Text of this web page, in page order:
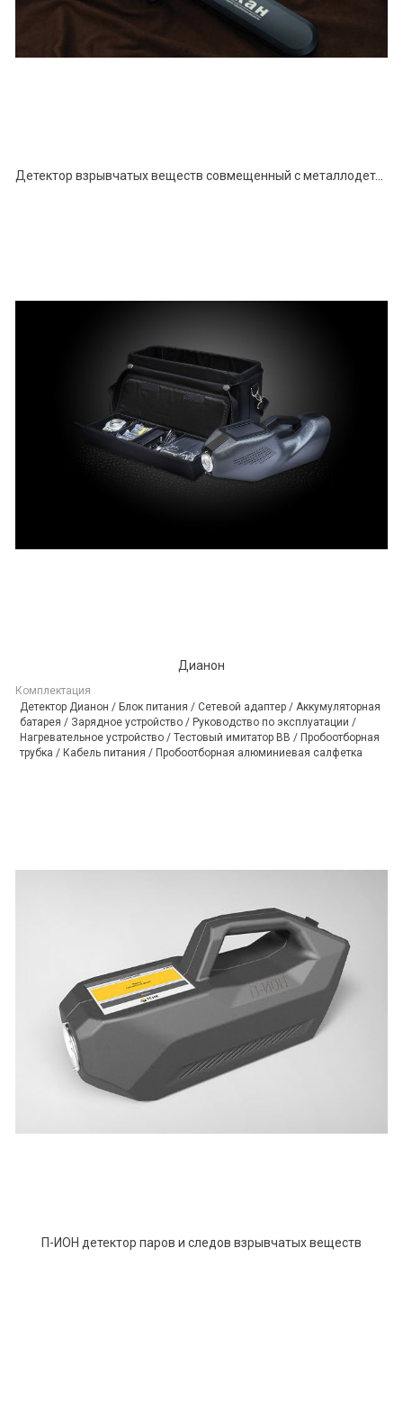
Детектор взрывчатых веществ совмещенный с металлодетектором РОСКАН
Дианон
Комплектация
Детектор Дианон / Блок питания / Сетевой адаптер / Аккумуляторная
батарея / Зарядное устройство / Руководство по эксплуатации /
Нагревательное устройство / Тестовый имитатор ВВ / Пробоотборная
трубка / Кабель питания / Пробоотборная алюминиевая салфетка
П-ИОН детектор паров и следов взрывчатых веществ